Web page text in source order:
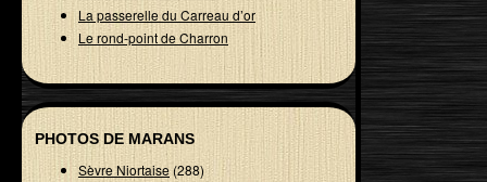
La passerelle du Carreau d’or
Le rond-point de Charron
PHOTOS DE MARANS
Sèvre Niortaise(288)